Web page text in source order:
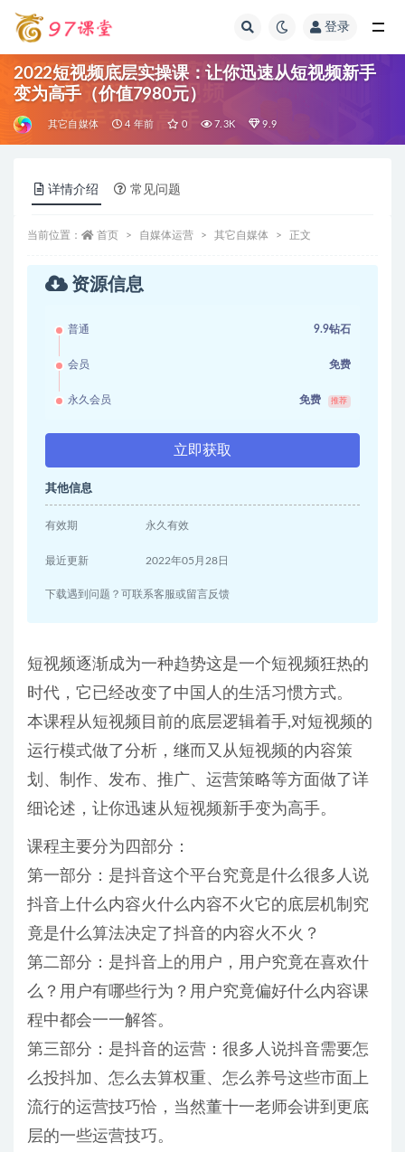
登录
2022短视频底层实操课：让你迅速从短视频新手
变为高手（价值7980元）
其它自媒体 4 年前 0 7.3K 9.9
详情介绍 常见问题
当前位置： 首页 自媒体运营 其它自媒体 正文
资源信息
普通 9.9钻石
会员 免费
永久会员 免费 推荐
立即获取
其他信息
有效期 永久有效
最近更新 2022年05月28日
下载遇到问题？可联系客服或留言反馈
短视频逐渐成为一种趋势这是一个短视频狂热的
时代，它已经改变了中国人的生活习惯方式。
本课程从短视频目前的底层逻辑着手,对短视频的
运行模式做了分析，继而又从短视频的内容策
划、制作、发布、推广、运营策略等方面做了详
细论述，让你迅速从短视频新手变为高手。
课程主要分为四部分：
第一部分：是抖音这个平台究竟是什么很多人说
抖音上什么内容火什么内容不火它的底层机制究
竟是什么算法决定了抖音的内容火不火？
第二部分：是抖音上的用户，用户究竟在喜欢什
么？用户有哪些行为？用户究竟偏好什么内容课
程中都会一一解答。
第三部分：是抖音的运营：很多人说抖音需要怎
么投抖加、怎么去算权重、怎么养号这些市面上
流行的运营技巧恰，当然董十一老师会讲到更底
层的一些运营技巧。